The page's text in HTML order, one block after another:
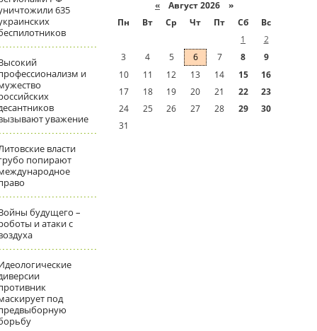
635
и
уважение
власти
попирают
будущего –
и атаки с
под
« Август 2026 »
Пн
Вт Ср Чт Пт Сб
Вс
1
2
3
4 5 6 7 8
9
10
11 12 13 14 15
16
17
18 19 20 21 22
23
24
25 26 27 28 29
30
31